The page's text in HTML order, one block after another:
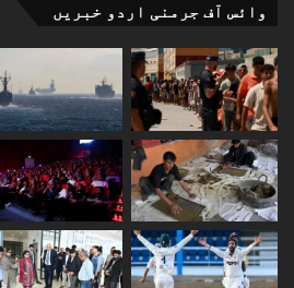
وائس آف جرمنی اردو خبریں